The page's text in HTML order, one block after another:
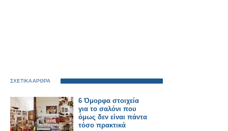
ΣΧΕΤΙΚΑ ΑΡΘΡΑ
6 Όμορφα στοιχεία
για το σαλόνι που
όμως δεν είναι πάντα
τόσο πρακτικά